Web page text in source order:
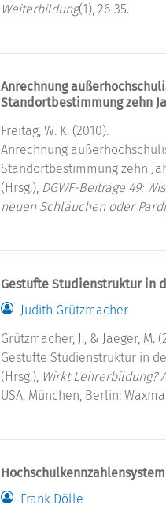
Weiterbildung(1), 26-35.
Anrechnung
Standortbestimmung zehn
Freitag, W. K. (2010).
Anrechnung
Standortbestimmung zehn
(Hrsg.), DGWF-Beiträge 49:
neuen Schläuchen oder
Gestufte Studienstruktur in
Judith Grützmacher
Grützmacher, J., & Jaeger, M.
Gestufte Studienstruktur in
(Hrsg.), Wirkt Lehrerbildung?
USA, München, Berlin:
Frank Dölle